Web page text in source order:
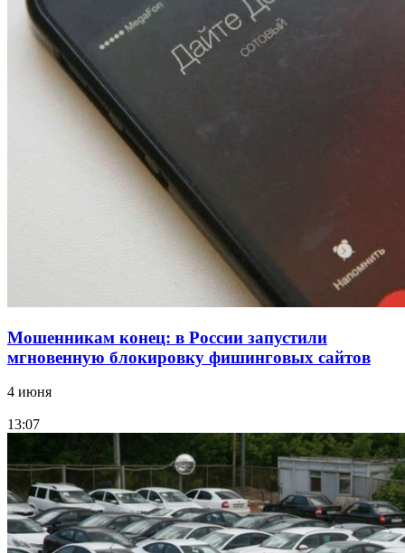
12:39
Сладкий праздник в Волгограде: в Центральном
парке прошёл фестиваль „Арбузный переполох“
Волгоградские компании нарастили экспорт:
заключены контракты на 3,6 млн долларов
Мошенникам конец: в России запустили
мгновенную блокировку фишинговых сайтов
4 июня
13:07